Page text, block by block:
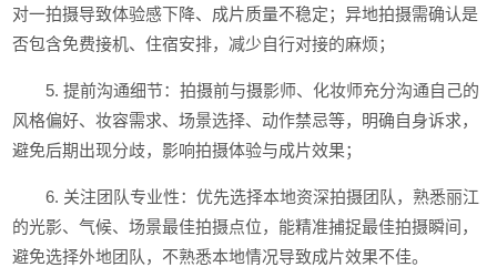
对一拍摄导致体验感下降、成片质量不稳定；异地拍摄需确认是
否包含免费接机、住宿安排，减少自行对接的麻烦；
5. 提前沟通细节：拍摄前与摄影师、化妆师充分沟通自己的
风格偏好、妆容需求、场景选择、动作禁忌等，明确自身诉求，
避免后期出现分歧，影响拍摄体验与成片效果；
6. 关注团队专业性：优先选择本地资深拍摄团队，熟悉丽江
的光影、气候、场景最佳拍摄点位，能精准捕捉最佳拍摄瞬间，
避免选择外地团队，不熟悉本地情况导致成片效果不佳。